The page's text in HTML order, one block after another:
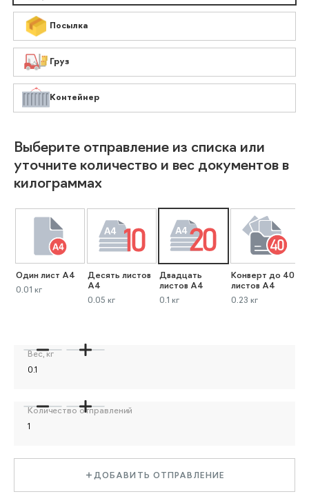
Посылка
Груз
Контейнер
Выберите отправление из списка или
уточните количество и вес документов в
килограммах
Один лист А4
0.01 кг
Десять листов
А4
0.05 кг
Двадцать
листов А4
0.1 кг
Конверт до 40
листов А4
0.23 кг
Вес, кг
Количество отправлений
ДОБАВИТЬ ОТПРАВЛЕНИЕ